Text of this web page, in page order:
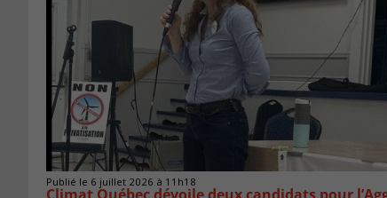
Publié le 6 juillet 2026 à 11h18